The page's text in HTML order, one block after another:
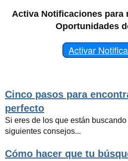
Activa Notificaciones para
Oportunidades
Activar
Cinco pasos para
perfecto
Si eres de los que están
siguientes consejos...
Cómo hacer que tu